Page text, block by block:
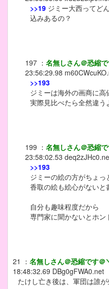
>>19 ジミー大西ってど
込みあるの？
197 ： 名無しさん＠恐縮
23:56:29.98
>>193
ジミーは海外の画商に
実際見比べたら全然違う
199 ： 名無しさん＠恐縮
23:58:02.53
>>193
ジミーの絵の方がちょ
香取の絵も絵心がないと
自分も趣味程度だから
専門家に聞かないとホン
21 ： 名無しさん＠恐縮です
18:48:32.69 DBg0gFWA0.net
たけし亡き後は、軍団は誰